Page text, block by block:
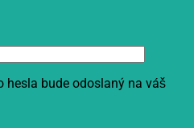
hesla bude odoslaný na váš